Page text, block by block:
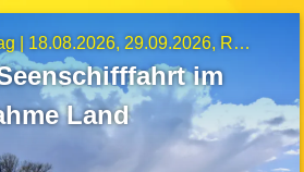
| 18.08.2026 29.09.2026 Route A6
im
Land